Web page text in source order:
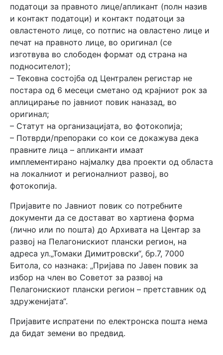
податоци за правното лице/апликант (полн назив
и контакт податоци) и контакт податоци за
овластеното лице, со потпис на овластено лице и
печат на правното лице, во оригинал (се
изготвува во слободен формат од страна на
подносителот);
– Тековна состојба од Централен регистар не
постара од 6 месеци сметано од крајниот рок за
аплицирање по јавниот повик наназад, во
оригинал;
– Статут на организацијата, во фотокопија;
– Потврди/препораки со кои се докажува дека
правните лица – апликанти имаат
имплементирано најмалку два проекти од областа
на локалниот и регионалниот развој, во
фотокопија.
Пријавите по Јавниот повик со потребните
документи да се достават во хартиена форма
(лично или по пошта) до Архивата на Центар за
развој на Пелагонискиот плански регион, на
адреса ул.„Томаки Димитровски“, бр.7, 7000
Битола, со назнака: „Пријава по Јавен повик за
избор на член во Советот за развој на
Пелагонискиот плански регион – претставник од
здруженијата“.
Пријавите испратени по електронска пошта нема
да бидат земени во предвид.